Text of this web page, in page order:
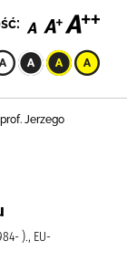
Jerzego
)., EU-